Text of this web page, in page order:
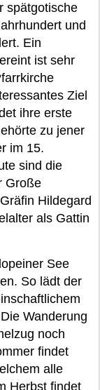
spätgotische
und
Ein
ist sehr
Ziel
ihre erste
zu jener
im 15.
sind die
Große
Hildegard
als Gattin
See
So lädt der
Wanderung
noch
findet
alle
Herbst findet